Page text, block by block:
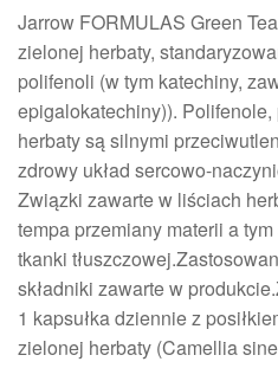
Jarrow FORMULAS Green
zielonej herbaty,
polifenoli (w tym katechiny,
epigalokatechiny)).
herbaty są silnymi
zdrowy układ sercowo-
Związki zawarte w liściach
tempa przemiany materii a
tkanki
składniki zawarte w
1 kapsułka dziennie z
zielonej herbaty (Camellia